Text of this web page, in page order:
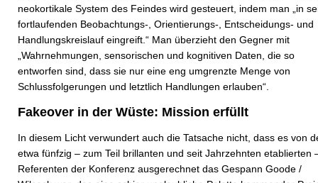
neokortikale System des Feindes wird gesteuert, indem man „in
fortlaufenden Beobachtungs-, Orientierungs-, Entscheidungs- und
Handlungskreislauf eingreift.“ Man überzieht den Gegner mit
„Wahrnehmungen, sensorischen und kognitiven Daten, die so
entworfen sind, dass sie nur eine eng umgrenzte Menge von
Schlussfolgerungen und letztlich Handlungen erlauben“.
Fakeover in der Wüste: Mission erfüllt
In diesem Licht verwundert auch die Tatsache nicht, dass es von
etwa fünfzig – zum Teil brillanten und seit Jahrzehnten etablierten
Referenten der Konferenz ausgerechnet das Gespann Goode /